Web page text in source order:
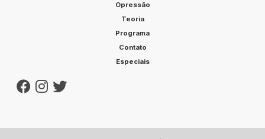
Opressão
Teoria
Programa
Contato
Especiais